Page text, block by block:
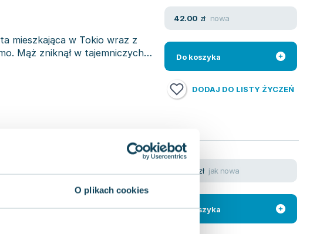
O plikach cookies
mieszkająca w Tokio wraz z
Mąż zniknął w tajemniczych
42.00 zł nowa
Do koszyka
DODAJ DO LISTY ŻYCZEŃ
cezurę w historii
na okresy "przed" i "po". W
zł jak nowa
Do koszyka